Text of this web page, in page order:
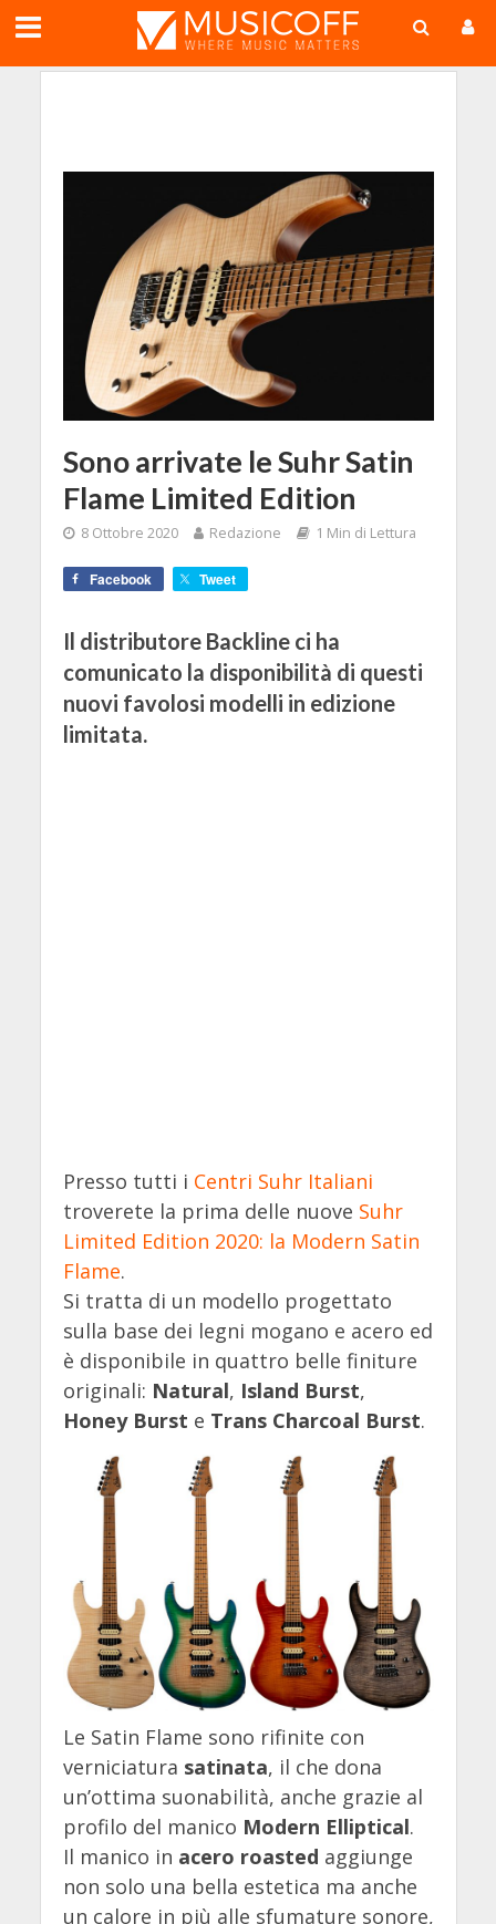
Sono arrivate le Suhr Satin
Flame Limited Edition
8 Ottobre 2020 Redazione 1 Min di Lettura
Facebook Tweet
Il distributore Backline ci ha
comunicato la disponibilità di questi
nuovi favolosi modelli in edizione
limitata.
Presso tutti i Centri Suhr Italiani
troverete la prima delle nuove Suhr
Limited Edition 2020: la Modern Satin
Flame.
Si tratta di un modello progettato
sulla base dei legni mogano e acero ed
è disponibile in quattro belle finiture
originali: Natural, Island Burst,
Honey Burst e Trans Charcoal Burst.
Le Satin Flame sono rifinite con
verniciatura satinata, il che dona
un’ottima suonabilità, anche grazie al
profilo del manico Modern Elliptical.
Il manico in acero roasted aggiunge
non solo una bella estetica ma anche
un calore in più alle sfumature sonore,